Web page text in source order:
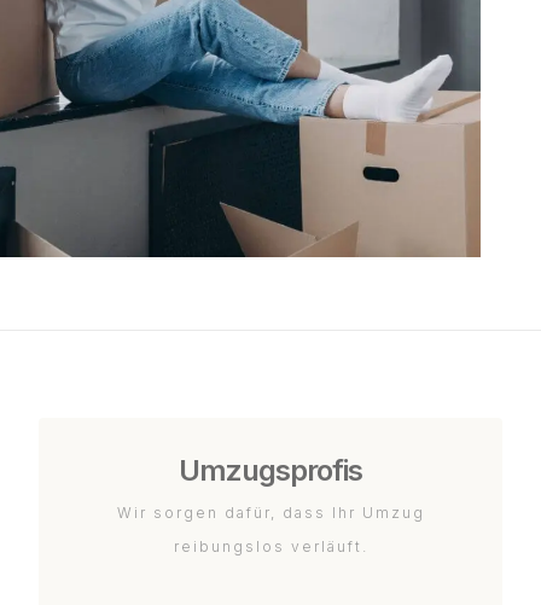
Umzugsprofis
Wir sorgen dafür, dass Ihr Umzug
reibungslos verläuft.